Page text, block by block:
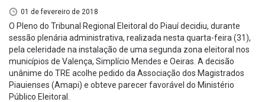
01 de fevereiro de 2018
O Pleno do Tribunal Regional Eleitoral do Piauí decidiu, durante
sessão plenária administrativa, realizada nesta quarta-feira (31),
pela celeridade na instalação de uma segunda zona eleitoral nos
municípios de Valença, Simplício Mendes e Oeiras. A decisão
unânime do TRE acolhe pedido da Associação dos Magistrados
Piauienses (Amapi) e obteve parecer favorável do Ministério
Público Eleitoral.